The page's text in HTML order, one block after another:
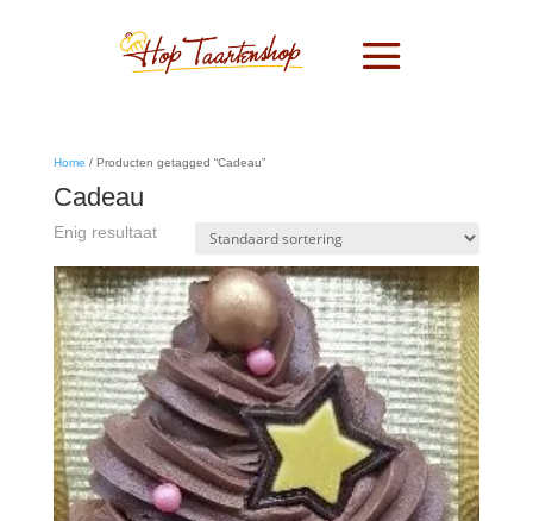
Home / Producten getagged “Cadeau”
Cadeau
Enig resultaat